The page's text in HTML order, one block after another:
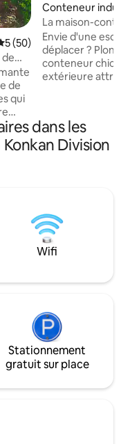
moyenne sur la
5 (50)
de
qui
ce
la
Conteneur
La maison-
équipée
Envie d'une
déplacer ? Plongez dans notre maison-
conteneur chic,
extérieure
notre lit
paisible. Cette
n'avons toujours
à l'intérieur...
dans les
Division
Wifi
Stationnement
gratuit sur place